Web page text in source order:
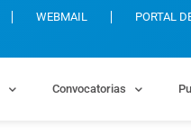
WEBMAIL PORTAL
Convocatorias